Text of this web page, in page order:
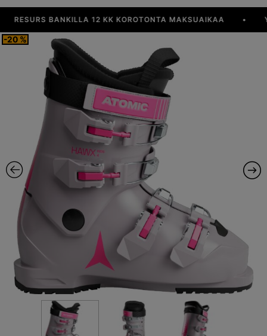
RESURS BANKILLA 12 KK KOROTONTA MAKSUAIKAA
-20 %